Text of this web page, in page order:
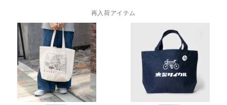
再入荷アイテム